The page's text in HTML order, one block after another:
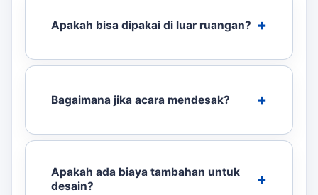
Apakah bisa dipakai di luar ruangan?
Bagaimana jika acara mendesak?
Apakah ada biaya tambahan untuk
desain?